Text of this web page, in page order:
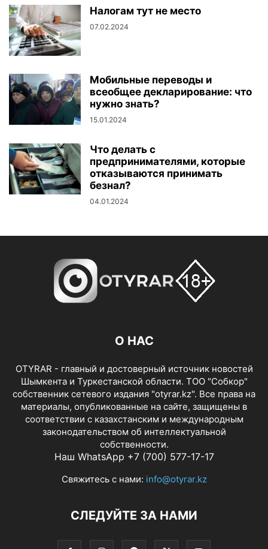
Налогам тут не место
07.02.2024
Мобильные переводы и
всеобщее декларирование: что
нужно знать?
15.01.2024
Что делать с
предпринимателями, которые
отказываются принимать
безнал?
04.01.2024
О НАС
OTYRAR - главный и достоверный источник новостей
Шымкента и Туркестанской области. ТОО "Собкор"
собственник сетевого издания "otyrar.kz". Все права на
материалы, опубликованные на сайте, защищены в
соответствии с казахстанским и международным
законодательством об интеллектуальной
собственности.
Наш WhatsApp +7 (700) 577-17-17
Свяжитесь с нами: info@otyrar.kz
СЛЕДУЙТЕ ЗА НАМИ